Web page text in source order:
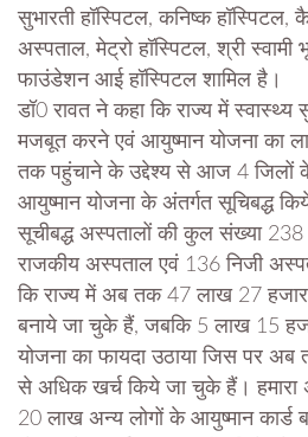
सुभारती हॉस्पिटल, कनिष्क हॉस्पिटल,
अस्पताल, मेट्रो हॉस्पिटल, श्री स्वामी
फाउंडेशन आई हॉस्पिटल शामिल है।
डॉ0 रावत ने कहा कि राज्य में
मजबूत करने एवं आयुष्मान योजना का
तक पहुंचाने के उद्देश्य से आज 4 जिलों
आयुष्मान योजना के अंतर्गत सूचिबद्ध
सूचीबद्ध अस्पतालों की कुल संख्या
राजकीय अस्पताल एवं 136 निजी
कि राज्य में अब तक 47 लाख 27 हजार
बनाये जा चुके हैं, जबकि 5 लाख 15
योजना का फायदा उठाया जिस पर
से अधिक खर्च किये जा चुके हैं। हमारा
20 लाख अन्य लोगों के आयुष्मान कार्ड